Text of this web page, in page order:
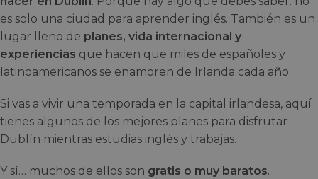
es solo una ciudad para aprender inglés. También es un
lugar lleno de planes, vida internacional y
experiencias que hacen que miles de españoles y
latinoamericanos se enamoren de Irlanda cada año.
Si vas a vivir una temporada en la capital irlandesa, aquí
tienes algunos de los mejores planes para disfrutar
Dublín mientras estudias inglés y trabajas.
Y sí… muchos de ellos son gratis o muy baratos.